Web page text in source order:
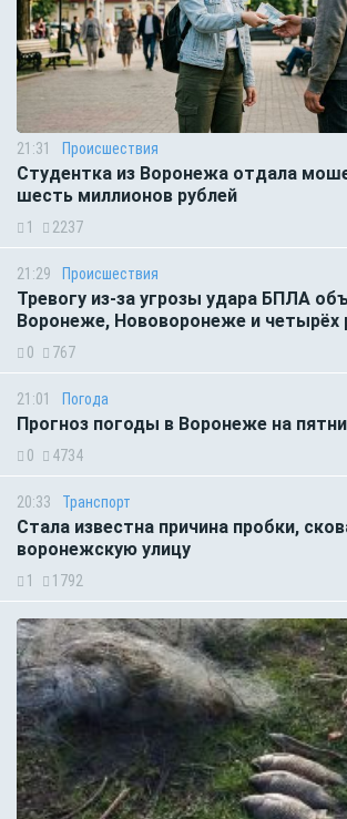
21:31 Происшествия
Студентка из Воронежа отдала
шесть миллионов рублей
1 2237
21:29 Происшествия
Тревогу из-за угрозы удара БПЛА
Воронеже, Нововоронеже и четырёх
0 767
21:01 Погода
Прогноз погоды в Воронеже на
0 4734
20:33 Транспорт
Стала известна причина пробки,
воронежскую улицу
1 1792